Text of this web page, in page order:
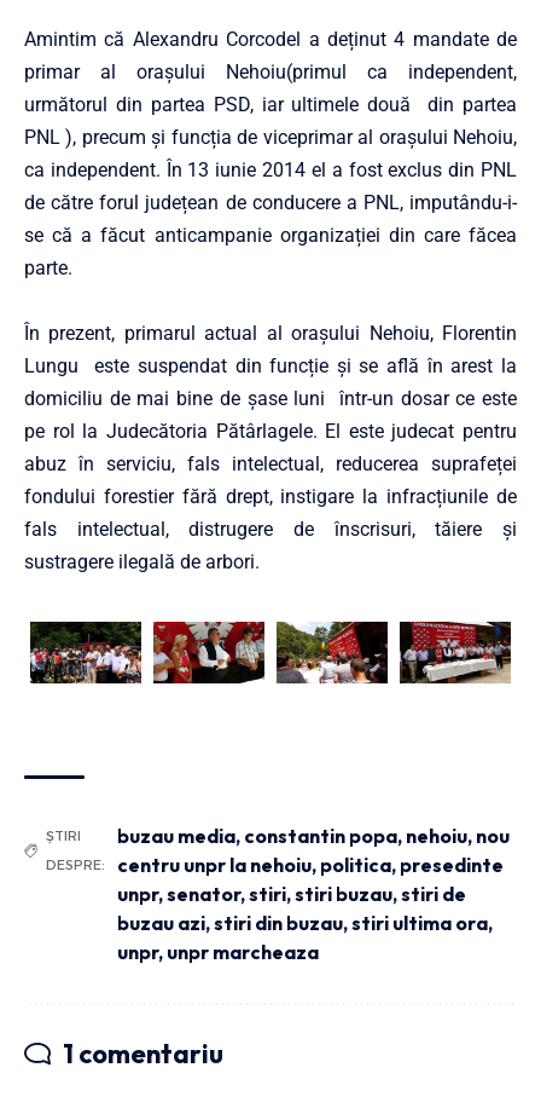
Amintim că Alexandru Corcodel a deținut 4 mandate de
primar al orașului Nehoiu(primul ca independent,
următorul din partea PSD, iar ultimele două din partea
PNL ), precum și funcția de viceprimar al orașului Nehoiu,
ca independent. În 13 iunie 2014 el a fost exclus din PNL
de către forul județean de conducere a PNL, imputându-i-
se că a făcut anticampanie organizației din care făcea
parte.
În prezent, primarul actual al orașului Nehoiu, Florentin
Lungu este suspendat din funcție și se află în arest la
domiciliu de mai bine de șase luni într-un dosar ce este
pe rol la Judecătoria Pătârlagele. El este judecat pentru
abuz în serviciu, fals intelectual, reducerea suprafeței
fondului forestier fără drept, instigare la infracțiunile de
fals intelectual, distrugere de înscrisuri, tăiere și
sustragere ilegală de arbori.
ȘTIRI
DESPRE:
buzau media, constantin popa, nehoiu, nou
centru unpr la nehoiu, politica, presedinte
unpr,senator,stiri,stiri buzau,stiri de
buzau azi,stiri din buzau,stiri ultima ora,
unpr, unpr marcheaza
1 comentariu